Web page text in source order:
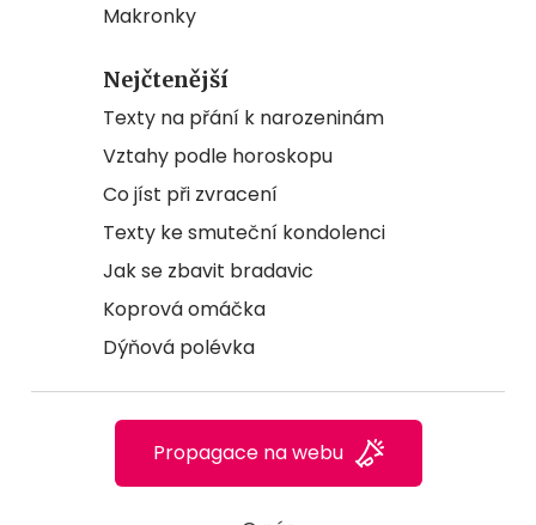
Makronky
Nejčtenější
Texty na přání k narozeninám
Vztahy podle horoskopu
Co jíst při zvracení
Texty ke smuteční kondolenci
Jak se zbavit bradavic
Koprová omáčka
Dýňová polévka
Propagace na webu